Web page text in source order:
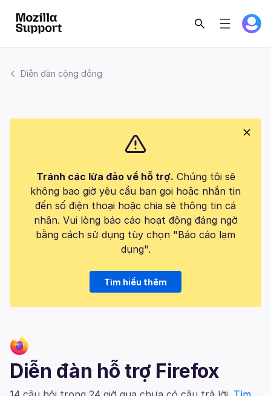
Diễn đàn cộng đồng
Tránh các lừa đảo về hỗ trợ. Chúng tôi sẽ
không bao giờ yêu cầu bạn gọi hoặc nhắn tin
đến số điện thoại hoặc chia sẻ thông tin cá
nhân. Vui lòng báo cáo hoạt động đáng ngờ
bằng cách sử dụng tùy chọn "Báo cáo lạm
dụng".
Tìm hiểu thêm
Diễn đàn hỗ trợ Firefox